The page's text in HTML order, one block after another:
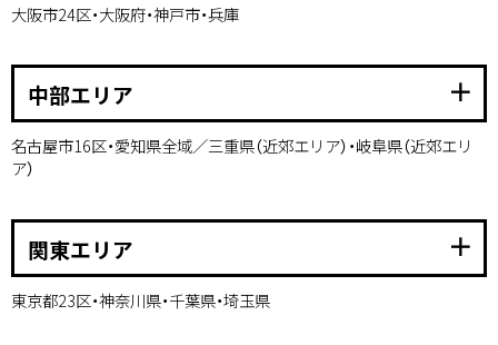
大阪市24区・大阪府・神戸市・兵庫
中部エリア add
名古屋市16区・愛知県全域／三重県（近郊エリア）・岐阜県（近郊エリ
ア）
関東エリア add
東京都23区・神奈川県・千葉県・埼玉県